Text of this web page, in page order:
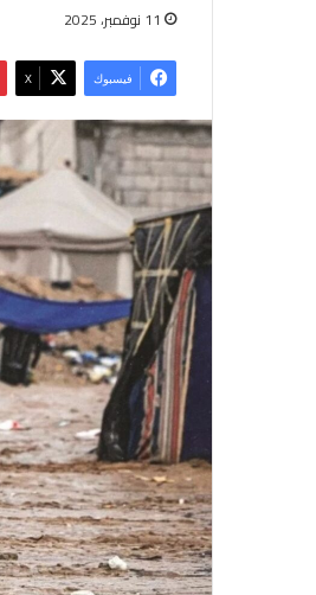
11 نوفمبر، 2025
فيسبوك ‫X